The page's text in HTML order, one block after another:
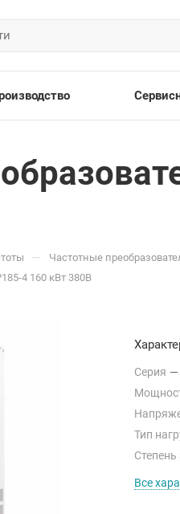
— Частотные
4 160 кВт 380В
Серия —
Тип
Все